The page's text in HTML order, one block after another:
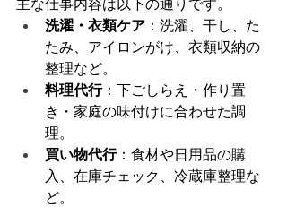
主な仕事内容は以下の通りです。
洗濯・衣類ケア ：洗濯、干し、た
たみ、アイロンがけ、衣類収納の
整理など。
料理代行：下ごしらえ・作り置
き・家庭の味付けに合わせた調
理。
買い物代行：食材や日用品の購
入、在庫チェック、冷蔵庫整理な
ど。